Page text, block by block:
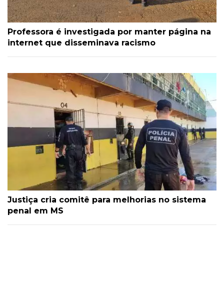
Professora é investigada por manter página na
internet que disseminava racismo
Justiça cria comitê para melhorias no sistema
penal em MS